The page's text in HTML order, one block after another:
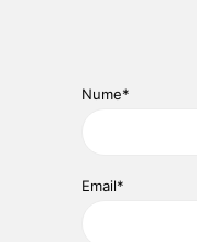
Nume*
Email*